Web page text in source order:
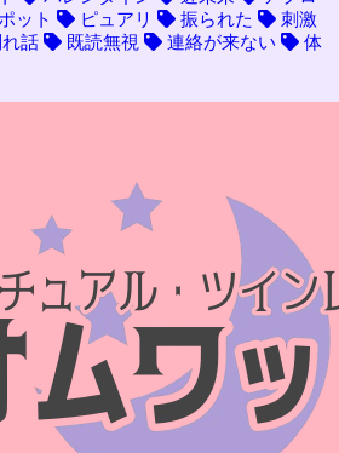
ット ピュアリ 振られた
刺激
れ話 既読無視 連絡が来ない
体